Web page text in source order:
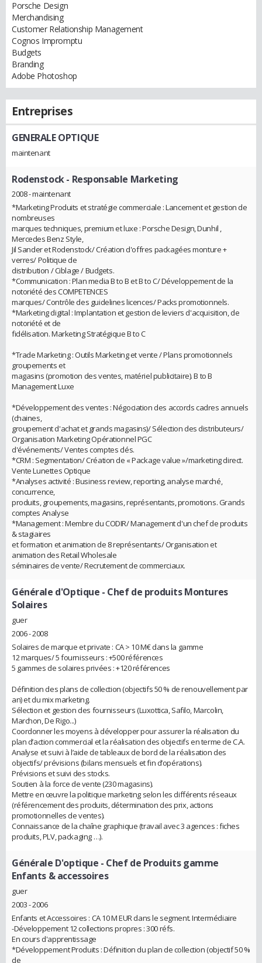
Porsche Design
Merchandising
Customer Relationship Management
Cognos Impromptu
Budgets
Branding
Adobe Photoshop
Entreprises
GENERALE OPTIQUE
maintenant
Rodenstock- Responsable Marketing
2008 - maintenant
*Marketing Produits et stratégie commerciale : Lancement et gestion de
nombreuses
marques techniques, premium et luxe : Porsche Design, Dunhil ,
Mercedes Benz Style,
Jil Sander et Rodenstock/ Création d'offres packagées monture +
verres/ Politique de
distribution / Ciblage / Budgets.
*Communication : Plan media B to B et B to C/ Développement de la
notoriété des COMPETENCES
marques/ Contrôle des guidelines licences/ Packs promotionnels.
*Marketing digital : Implantation et gestion de leviers d'acquisition, de
notoriété et de
fidélisation. Marketing Stratégique B to C
*Trade Marketing : Outils Marketing et vente / Plans promotionnels
groupements et
magasins (promotion des ventes, matériel publicitaire). B to B
Management Luxe
*Développement des ventes : Négociation des accords cadres annuels
(chaines,
groupement d'achat et grands magasins)/ Sélection des distributeurs/
Organisation Marketing Opérationnel PGC
d'événements/ Ventes comptes clés.
*CRM : Segmentation/ Création de « Package value »/marketing direct.
Vente Lunettes Optique
*Analyses activité : Business review, reporting, analyse marché,
concurrence,
produits, groupements, magasins, représentants, promotions. Grands
comptes Analyse
*Management : Membre du CODIR/ Management d'un chef de produits
& stagiaires
et formation et animation de 8 représentants/ Organisation et
animation des Retail Wholesale
séminaires de vente/ Recrutement de commerciaux.
Générale d'Optique - Chef de produits Montures
Solaires
guer
2006 - 2008
Solaires de marque et private : CA > 10 M€ dans la gamme
12 marques/ 5 fournisseurs : +500 références
5 gammes de solaires privées : +120 références
Définition des plans de collection (objectifs 50 % de renouvellement par
an) et du mix marketing.
Sélection et gestion des fournisseurs (Luxottica, Safilo, Marcolin,
Marchon, De Rigo...)
Coordonner les moyens à développer pour assurer la réalisation du
plan d’action commercial et la réalisation des objectifs en terme de C.A.
Analyse et suivi à l’aide de tableaux de bord de la réalisation des
objectifs/ prévisions (bilans mensuels et fin d’opérations).
Prévisions et suivi des stocks.
Soutien à la force de vente (230 magasins).
Mettre en œuvre la politique marketing selon les différents réseaux
(référencement des produits, détermination des prix, actions
promotionnelles de ventes).
Connaissance de la chaîne graphique (travail avec 3 agences : fiches
produits, PLV, packaging …).
Générale D'optique - Chef de Produits gamme
Enfants & accessoires
guer
2003 - 2006
Enfants et Accessoires : CA 10 M EUR dans le segment. Intermédiaire
-Développement 12 collections propres : 300 réfs.
En cours d'apprentissage
*Développement Produits : Définition du plan de collection (objectif 50 %
de